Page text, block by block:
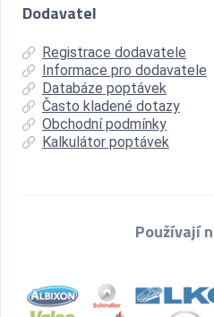
Dodavatel
Registrace dodavatele
Informace pro dodavatele
Databáze poptávek
Často kladené dotazy
Obchodní podmínky
Kalkulátor poptávek
Používají